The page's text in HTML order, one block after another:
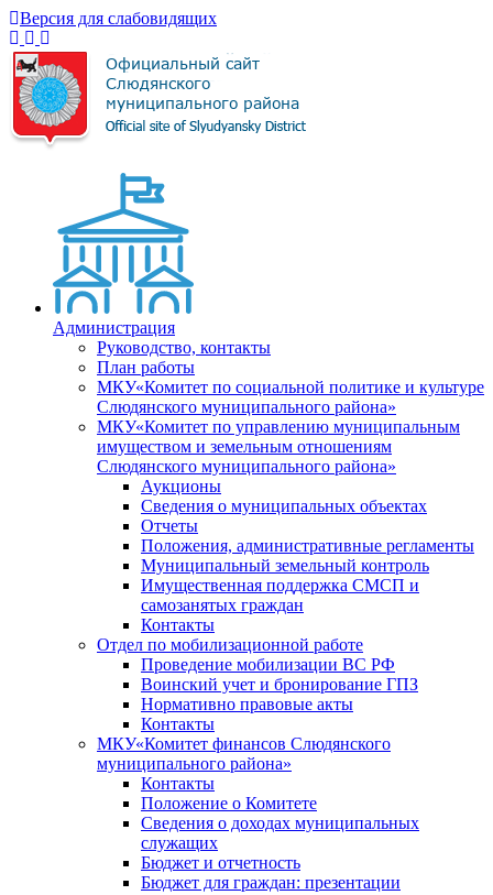
Версия для слабовидящих
Администрация
Руководство, контакты
План работы
МКУ«Комитет по социальной политике и культуре
Слюдянского муниципального района»
МКУ«Комитет по управлению муниципальным
имуществом и земельным отношениям
Слюдянского муниципального района»
Аукционы
Сведения о муниципальных объектах
Отчеты
Положения, административные регламенты
Муниципальный земельный контроль
Имущественная поддержка СМСП и
самозанятых граждан
Контакты
Отдел по мобилизационной работе
Проведение мобилизации ВС РФ
Воинский учет и бронирование ГПЗ
Нормативно правовые акты
Контакты
МКУ«Комитет финансов Слюдянского
муниципального района»
Контакты
Положение о Комитете
Сведения о доходах муниципальных
служащих
Бюджет и отчетность
Бюджет для граждан: презентации